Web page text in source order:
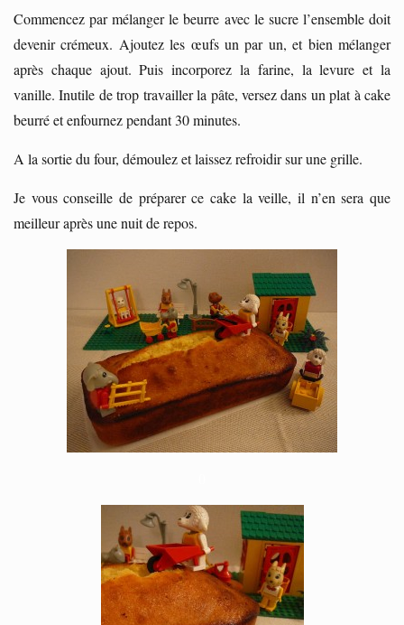
Commencez par mélanger le beurre avec le sucre l’ensemble doit
devenir crémeux. Ajoutez les œufs un par un, et bien mélanger
après chaque ajout. Puis incorporez la farine, la levure et la
vanille. Inutile de trop travailler la pâte, versez dans un plat à cake
beurré et enfournez pendant 30 minutes.
A la sortie du four, démoulez et laissez refroidir sur une grille.
Je vous conseille de préparer ce cake la veille, il n’en sera que
meilleur après une nuit de repos.